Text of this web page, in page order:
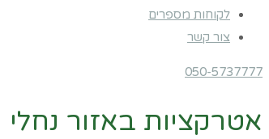
לקוחות מספרים
צור קשר
050-5737777
אטרקציות באזור נחלי